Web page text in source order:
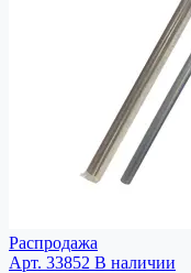
Распродажа
Арт. 33852 В наличии